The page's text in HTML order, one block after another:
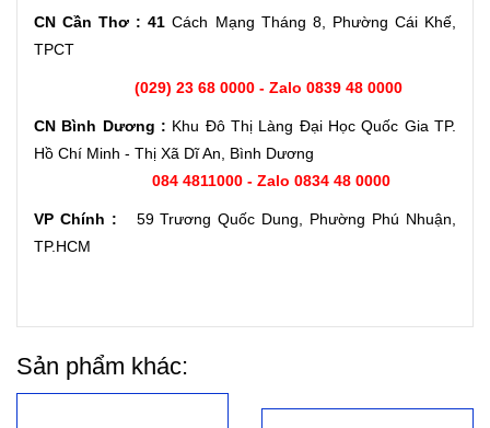
CN Cần Thơ : 41 Cách Mạng Tháng 8, Phường Cái Khế,
TPCT
(029) 23 68 0000 - Zalo 0839 48 0000
CN Bình Dương : Khu Đô Thị Làng Đại Học Quốc Gia TP.
Hồ Chí Minh - Thị Xã Dĩ An, Bình Dương
084 4811000 - Zalo 0834 48 0000
VP Chính : 59 Trương Quốc Dung, Phường Phú Nhuận,
TP.HCM
Sản phẩm khác: